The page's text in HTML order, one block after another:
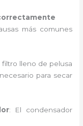
más comunes
filtro lleno de pelusa
para secar
: El condensador